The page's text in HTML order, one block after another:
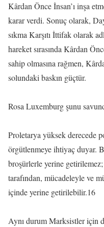
Kârdan Önce İnsan’ı inşa
karar verdi. Sonuç olarak,
sıkma Karşıtı İttifak olarak
hareket sırasında Kârdan
sahip olmasına rağmen,
solundaki baskın güçtür.
Rosa Luxemburg şunu
Proletarya yüksek derecede
örgütlenmeye ihtiyaç duyar.
broşürlerle yerine
tarafından, mücadeleyle ve
içinde yerine getirilebilir.16
Aynı durum Marksistler için